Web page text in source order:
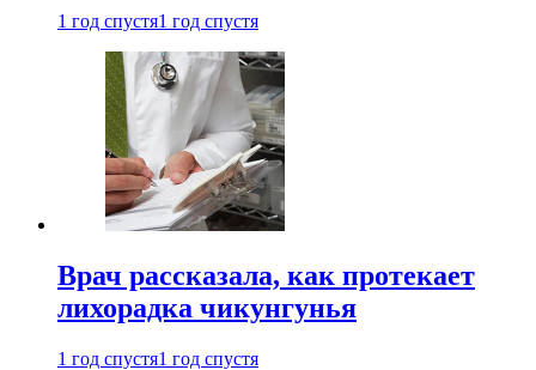
1 год спустя1 год спустя
Врач рассказала, как протекает
лихорадка чикунгунья
1 год спустя1 год спустя